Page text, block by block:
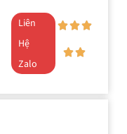
Liên
Hệ
Zalo